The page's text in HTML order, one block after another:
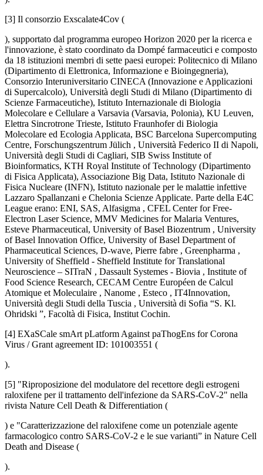
[3] Il consorzio Exscalate4Cov (
), supportato dal programma europeo Horizon 2020 per la ricerca e
l'innovazione, è stato coordinato da Dompé farmaceutici e composto
da 18 istituzioni membri di sette paesi europei: Politecnico di Milano
(Dipartimento di Elettronica, Informazione e Bioingegneria),
Consorzio Interuniversitario CINECA (Innovazione e Applicazioni
di Supercalcolo), Università degli Studi di Milano (Dipartimento di
Scienze Farmaceutiche), Istituto Internazionale di Biologia
Molecolare e Cellulare a Varsavia (Varsavia, Polonia), KU Leuven,
Elettra Sincrotrone Trieste, Istituto Fraunhofer di Biologia
Molecolare ed Ecologia Applicata, BSC Barcelona Supercomputing
Centre, Forschungszentrum Jülich , Università Federico II di Napoli,
Università degli Studi di Cagliari, SIB Swiss Institute of
Bioinformatics, KTH Royal Institute of Technology (Dipartimento
di Fisica Applicata), Associazione Big Data, Istituto Nazionale di
Fisica Nucleare (INFN), Istituto nazionale per le malattie infettive
Lazzaro Spallanzani e Chelonia Scienze Applicate. Parte della E4C
League erano: ENI, SAS, Alfasigma , CFEL Center for Free-
Electron Laser Science, MMV Medicines for Malaria Ventures,
Esteve Pharmaceutical, University of Basel Biozentrum , University
of Basel Innovation Office, University of Basel Department of
Pharmaceutical Sciences, D-wave, Pierre fabre , Greenpharma ,
University of Sheffield - Sheffield Institute for Translational
Neuroscience – SITraN , Dassault Systemes - Biovia , Institute of
Food Science Research, CECAM Centre Européen de Calcul
Atomique et Moleculaire , Nanome , Esteco , IT4Innovation,
Università degli Studi della Tuscia , Università di Sofia “S. Kl.
Ohridski ”, Facoltà di Fisica, Institut Cochin.
[4] EXaSCale smArt pLatform Against paThogEns for Corona
Virus / Grant agreement ID: 101003551 (
).
[5] "Riproposizione del modulatore del recettore degli estrogeni
raloxifene per il trattamento dell'infezione da SARS-CoV-2" nella
rivista Nature Cell Death & Differentiation (
) e "Caratterizzazione del raloxifene come un potenziale agente
farmacologico contro SARS-CoV-2 e le sue varianti” in Nature Cell
Death and Disease (
).